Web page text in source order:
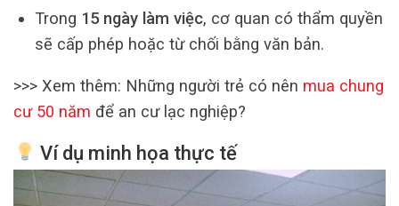
Trong 15 ngày làm việc, cơ quan có thẩm quyền
sẽ cấp phép hoặc từ chối bằng văn bản.
>>> Xem thêm: Những người trẻ có nên mua chung
cư 50 năm để an cư lạc nghiệp?
Ví dụ minh họa thực tế